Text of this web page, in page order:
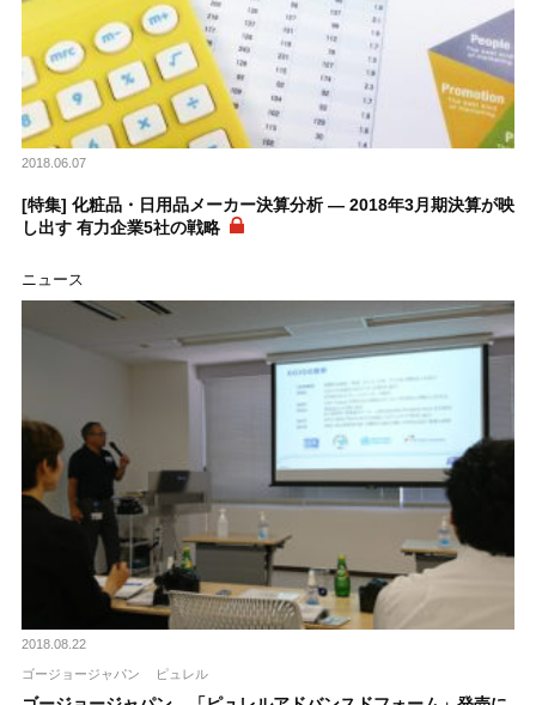
2018.06.07
[特集] 化粧品・日用品メーカー決算分析 ― 2018年3月期決算が映
し出す 有力企業5社の戦略
ニュース
2018.08.22
ゴージョージャパン ピュレル